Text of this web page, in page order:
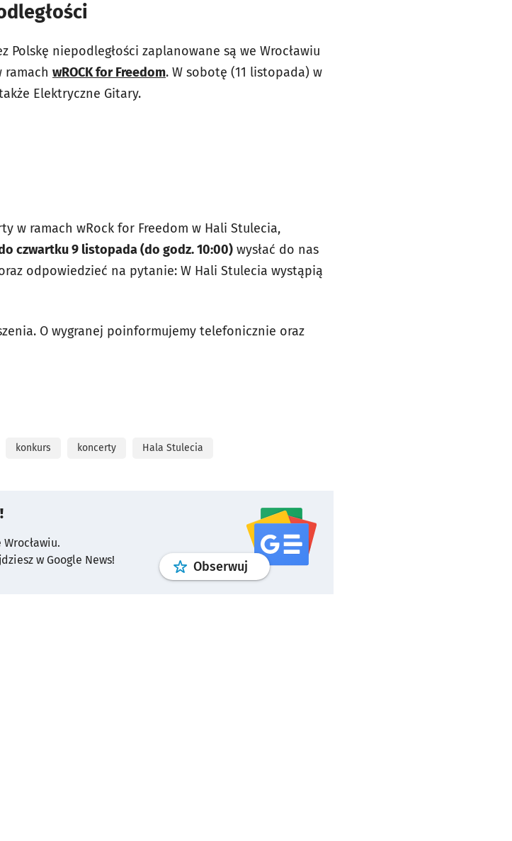
Polskę niepodległości zaplanowane są we Wrocławiu
ramach wROCK for Freedom. W sobotę (11 listopada) w
Elektryczne Gitary.
w ramach wRock for Freedom w Hali Stulecia,
czwartku 9 listopada (do godz. 10:00) wysłać do nas
odpowiedzieć na pytanie: W Hali Stulecia wystąpią
O wygranej poinformujemy telefonicznie oraz
konkurs koncerty Hala Stulecia
w Google News!
Obserwuj profilgoogle news